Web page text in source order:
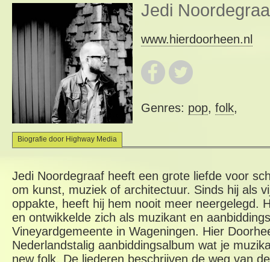
Jedi
www.hierdoorheen.nl
Genres: pop, folk,
Biografie door Highway Media
Jedi Noordegraaf heeft een grote liefde voor
om kunst, muziek of architectuur. Sinds hij als
oppakte, heeft hij hem nooit meer neergelegd.
en ontwikkelde zich als muzikant en
Vineyardgemeente in Wageningen. Hier
Nederlandstalig aanbiddingsalbum wat je
new folk. De liederen beschrijven de weg van